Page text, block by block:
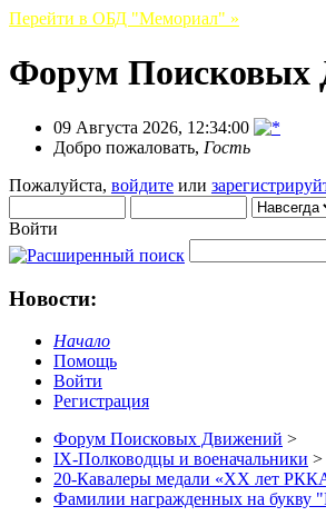
Перейти в ОБД "Мемориал" »
Форум Поисковых
09 Августа 2026, 12:34:00
Добро пожаловать, Гость
Пожалуйста, войдите или
Войти
Новости:
Начало
Помощь
Войти
Регистрация
Форум Поисковых Движений >
IX-Полководцы и военачальники >
20-Кавалеры медали «ХХ лет
Фамилии награжденных на букву